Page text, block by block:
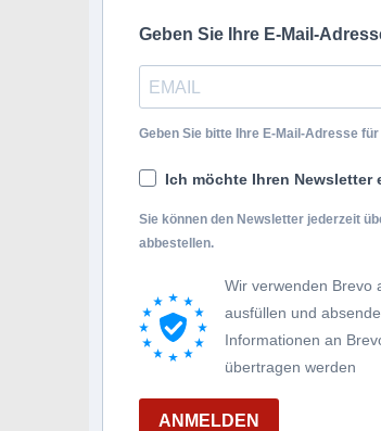
Geben Sie Ihre E-Mail-
Geben Sie bitte Ihre E-Mail-Adresse
Ich möchte Ihren Newsletter
Sie können den Newsletter jederzeit
abbestellen.
Wir verwenden Brevo
ausfüllen und
Informationen an
übertragen werden
ANMELDEN